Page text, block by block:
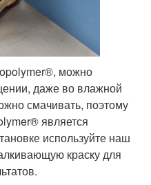
можно
даже во влажной
смачивать, поэтому
является
используйте наш
краску для